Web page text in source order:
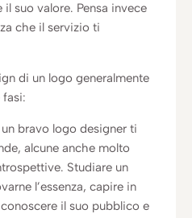
suo valore. Pensa invece
che il servizio ti
di un logo generalmente
fasi:
un bravo logo designer ti
alcune anche molto
Studiare un
l’essenza, capire in
il suo pubblico e